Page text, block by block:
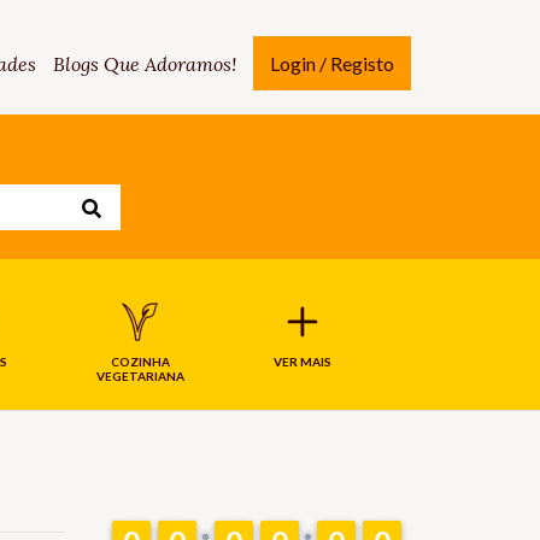
Blogs Que Adoramos! Login / Registo
COZINHA
VEGETARIANA
VER MAIS